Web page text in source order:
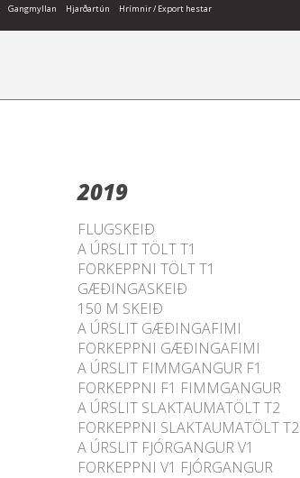
Gangmyllan Hjarðartún Hrímnir / Export hestar
2019
FLUGSKEIÐ
A ÚRSLIT TÖLT T1
FORKEPPNI TÖLT T1
GÆÐINGASKEIÐ
150 M SKEIÐ
A ÚRSLIT GÆÐINGAFIMI
FORKEPPNI GÆÐINGAFIMI
A ÚRSLIT FIMMGANGUR F1
FORKEPPNI F1 FIMMGANGUR
A ÚRSLIT SLAKTAUMATÖLT T2
FORKEPPNI SLAKTAUMATÖLT T2
A ÚRSLIT FJÓRGANGUR V1
FORKEPPNI V1 FJÓRGANGUR